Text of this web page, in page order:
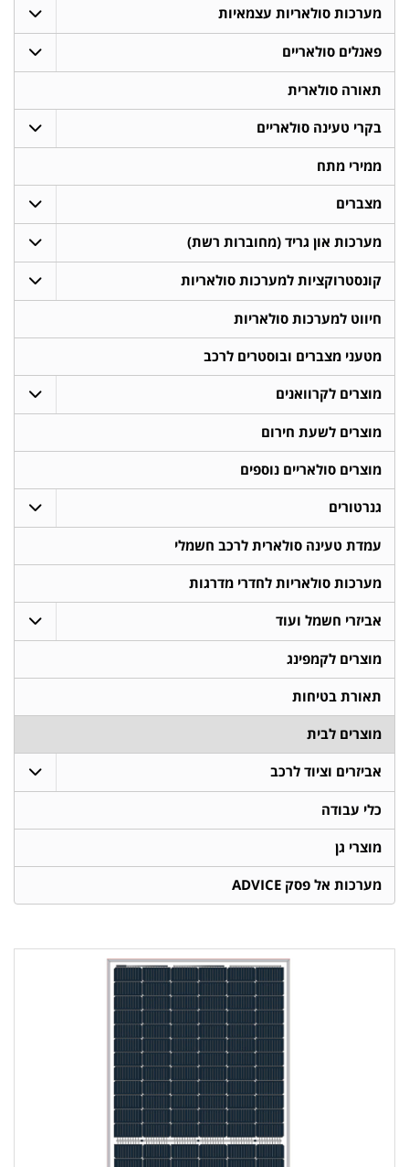
מערכות סולאריות עצמאיות
פאנלים סולאריים
תאורה סולארית
בקרי טעינה סולאריים
ממירי מתח
מצברים
מערכות און גריד (מחוברות רשת)
קונסטרוקציות למערכות סולאריות
חיווט למערכות סולאריות
מטעני מצברים ובוסטרים לרכב
מוצרים לקרוואנים
מוצרים לשעת חירום
מוצרים סולאריים נוספים
גנרטורים
עמדת טעינה סולארית לרכב חשמלי
מערכות סולאריות לחדרי מדרגות
אביזרי חשמל ועוד
מוצרים לקמפינג
תאורת בטיחות
מוצרים לבית
אביזרים וציוד לרכב
כלי עבודה
מוצרי גן
מערכות אל פסק ADVICE